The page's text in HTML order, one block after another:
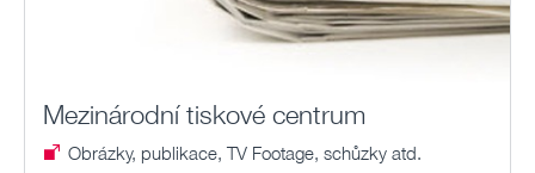
Mezinárodní tiskové centrum
Obrázky, publikace, TV Footage, schůzky atd.